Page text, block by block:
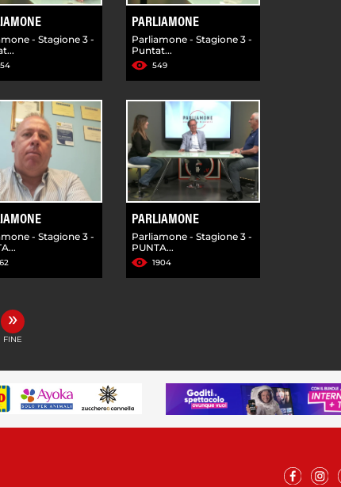
- Stagione 3 -
PARLIAMONE
Parliamone - Stagione 3 -
Puntat...
549
- Stagione 3 -
PARLIAMONE
Parliamone - Stagione 3 -
PUNTA...
1904
»
FINE